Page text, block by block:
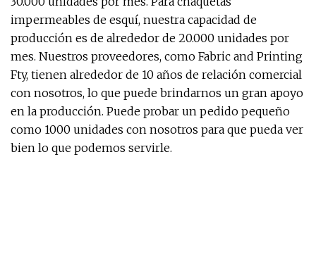
impermeables de esquí, nuestra capacidad de
producción es de alrededor de 20.000 unidades por
mes. Nuestros proveedores, como Fabric and Printing
Fty, tienen alrededor de 10 años de relación comercial
con nosotros, lo que puede brindarnos un gran apoyo
en la producción. Puede probar un pedido pequeño
como 1000 unidades con nosotros para que pueda ver
bien lo que podemos servirle.